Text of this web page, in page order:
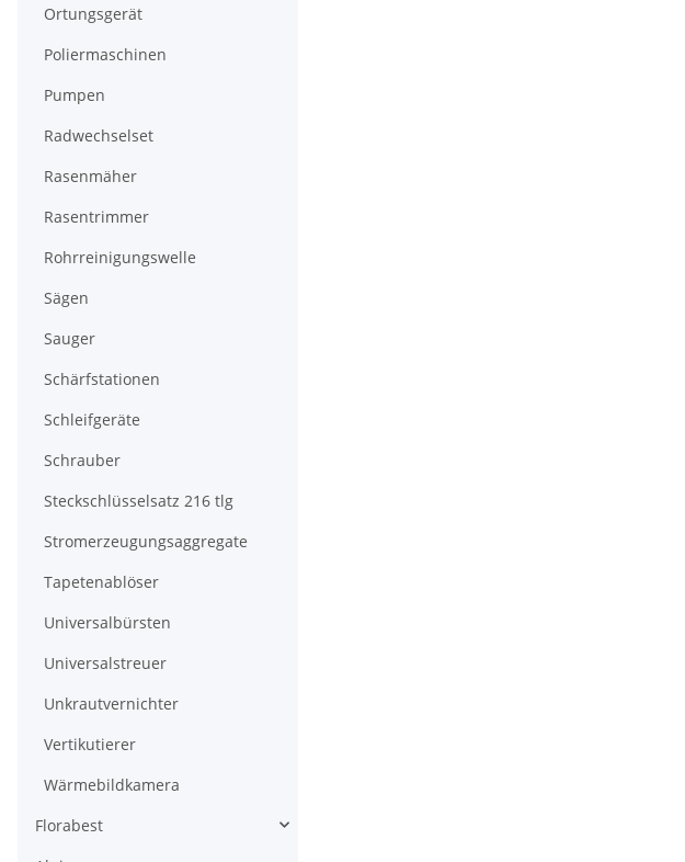
Ortungsgerät
Poliermaschinen
Pumpen
Radwechselset
Rasenmäher
Rasentrimmer
Rohrreinigungswelle
Sägen
Sauger
Schärfstationen
Schleifgeräte
Schrauber
Steckschlüsselsatz 216 tlg
Stromerzeugungsaggregate
Tapetenablöser
Universalbürsten
Universalstreuer
Unkrautvernichter
Vertikutierer
Wärmebildkamera
Florabest